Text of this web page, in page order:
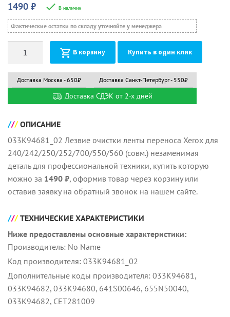
1490 ₽ В наличии
Фактические остатки по складу уточняйте у менеджера
В корзину Купить в один клик
Доставка Москва - 650₽ Доставка Санкт-Петербург - 550₽
Доставка СДЭК от 2-х дней
ОПИСАНИЕ
033K94681_02 Лезвие очистки ленты переноса Xerox для
240/242/250/252/700/550/560 (совм.) незаменимая
деталь для профессиональной техники, купить которую
можно за 1490 ₽, оформив товар через корзину или
оставив заявку на обратный звонок на нашем сайте.
ТЕХНИЧЕСКИЕ ХАРАКТЕРИСТИКИ
Ниже предоставлены основные характеристики:
Производитель: No Name
Код производителя: 033K94681_02
Дополнительные коды производителя: 033K94681,
033K94682, 033K94680, 641S00646, 655N50040,
033К94682, CET281009